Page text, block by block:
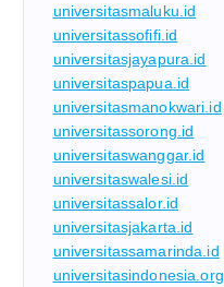
universitasmaluku.id
universitassofifi.id
universitasjayapura.id
universitaspapua.id
universitasmanokwari.id
universitassorong.id
universitaswanggar.id
universitaswalesi.id
universitassalor.id
universitasjakarta.id
universitassamarinda.id
universitasindonesia.org